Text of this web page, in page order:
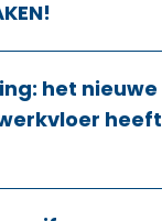
het nieuwe
heeft